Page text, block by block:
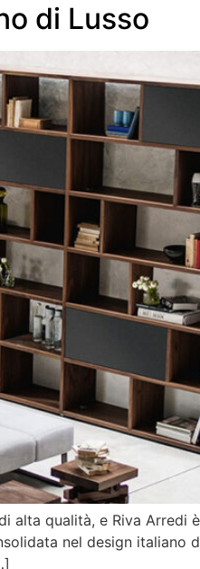
di Lusso
alta qualità, e Riva Arredi
nel design italiano